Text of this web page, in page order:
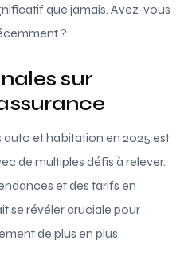
que jamais. Avez-vous
?
sur
auto et habitation en 2025 est
de multiples défis à relever.
et des tarifs en
se révéler cruciale pour
de plus en plus